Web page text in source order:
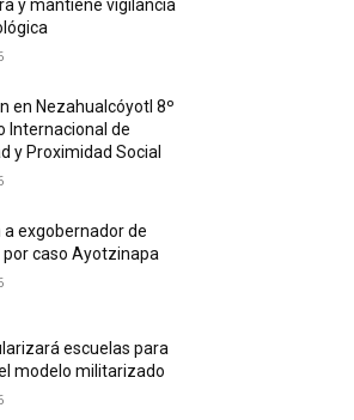
y mantiene vigilancia
en Nezahualcóyotl 8º
Internacional de
y Proximidad Social
a exgobernador de
por caso Ayotzinapa
escuelas para
modelo militarizado